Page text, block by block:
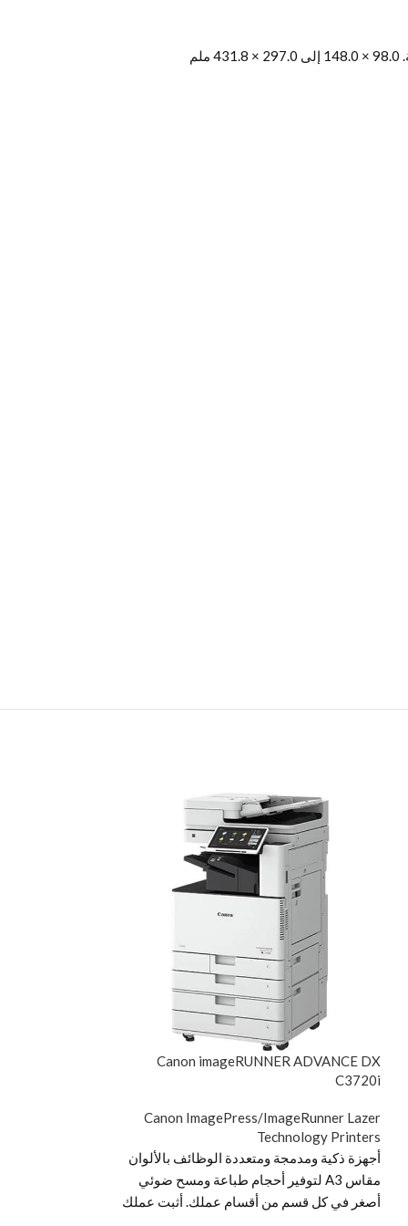
Canon imageRUNNER ADVANCE DX
C3720i
Canon ImagePress/ImageRunner Lazer
Technology Printers
أجهزة ذكية ومدمجة ومتعددة الوظائف بالألوان
مقاس A3 لتوفير أحجام طباعة ومسح ضوئي
أصغر في كل قسم من أقسام عملك. أثبت عملك